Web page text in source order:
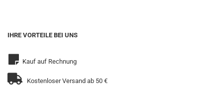
IHRE VORTEILE BEI UNS
Kauf auf Rechnung
Kostenloser Versand ab 50 €